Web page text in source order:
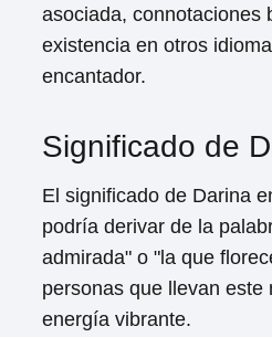
asociada, connotaciones
existencia en otros
encantador.
Significado de
El significado de Darina
podría derivar de la
admirada" o "la que
personas que llevan
energía vibrante.